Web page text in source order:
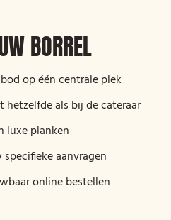
BORREL
op één centrale plek
hetzelfde als bij de cateraar
luxe planken
aanvragen
online bestellen